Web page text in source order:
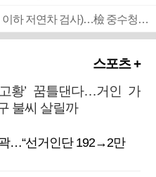
■ 검사 신분 버리고 직급하향(10년 이하 저연차 검사)…檢 중수청행 기피
스포츠 +
고황’ 꿈틀댄다…거인 가
불씨 살릴까
…“선거인단 192→2만